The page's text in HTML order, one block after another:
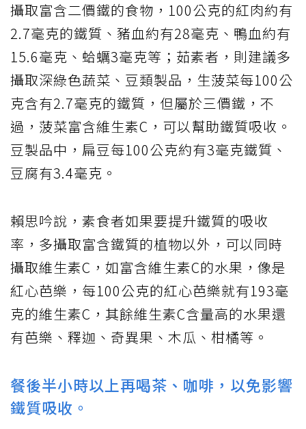
攝取富含二價鐵的食物，100公克的紅肉約有
2.7毫克的鐵質、豬血約有28毫克、鴨血約有
15.6毫克、蛤蠣3毫克等；茹素者，則建議多
攝取深綠色蔬菜、豆類製品，生菠菜每100公
克含有2.7毫克的鐵質，但屬於三價鐵，不
過，菠菜富含維生素C，可以幫助鐵質吸收。
豆製品中，扁豆每100公克約有3毫克鐵質、
豆腐有3.4毫克。
賴思吟說，素食者如果要提升鐵質的吸收
率，多攝取富含鐵質的植物以外，可以同時
攝取維生素C，如富含維生素C的水果，像是
紅心芭樂，每100公克的紅心芭樂就有193毫
克的維生素C，其餘維生素C含量高的水果還
有芭樂、釋迦、奇異果、木瓜、柑橘等。
餐後半小時以上再喝茶、咖啡，以免影響
鐵質吸收。